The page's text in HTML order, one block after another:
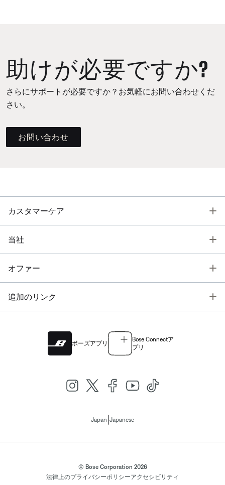
助けが必要ですか?
さらにサポートが必要ですか？お気軽にお問い合わせくだ
さい。
お問い合わせ
カスタマーケア
当社
オファー
追加のリンク
ボーズアプリ
Bose Connectア
プリ
Japan Japanese
© Bose Corporation 2026
法律上のプライバシーポリシーアクセシビリティ